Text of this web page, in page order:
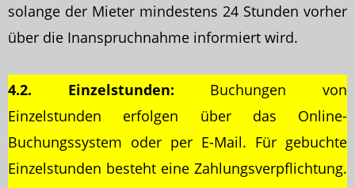
solange der Mieter mindestens 24 Stunden vorher
über die Inanspruchnahme informiert wird.
4.2. Einzelstunden: Buchungen von
Einzelstunden erfolgen über das Online-
Buchungssystem oder per E-Mail. Für gebuchte
Einzelstunden besteht eine Zahlungsverpflichtung.